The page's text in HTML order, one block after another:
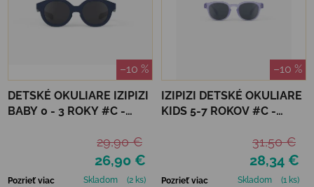
–10 %
DETSKÉ OKULIARE IZIPIZI
BABY 0 - 3 ROKY #C -
26,90 €
29,90 €
Pozrieť viac Skladom (2 ks)
–10 %
IZIPIZI DETSKÉ OKULIARE
KIDS 5-7 ROKOV #C -
28,34 €
31,50 €
Pozrieť viac Skladom (1 ks)